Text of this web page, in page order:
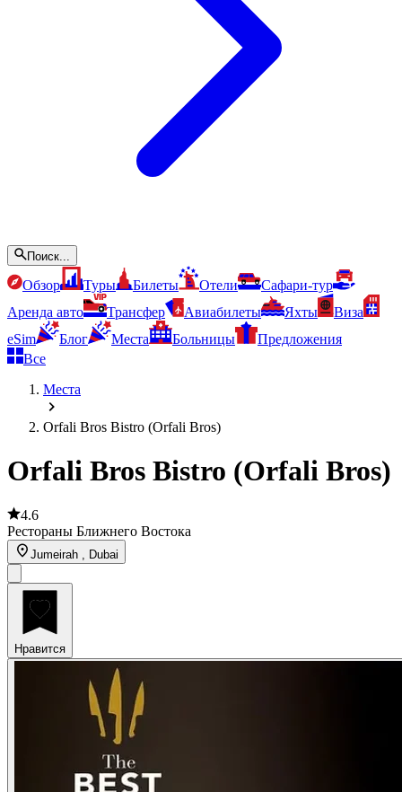
Поиск...
Обзор Туры Билеты Отели
Сафари-тур
Аренда авто
Трансфер Авиабилеты Яхты
Виза
eSim
Блог Места Больницы
Предложения
Все
Места
Orfali Bros Bistro (Orfali Bros)
Orfali Bros Bistro (Orfali Bros)
4.6
Рестораны Ближнего Востока
Jumeirah , Dubai
Нравится